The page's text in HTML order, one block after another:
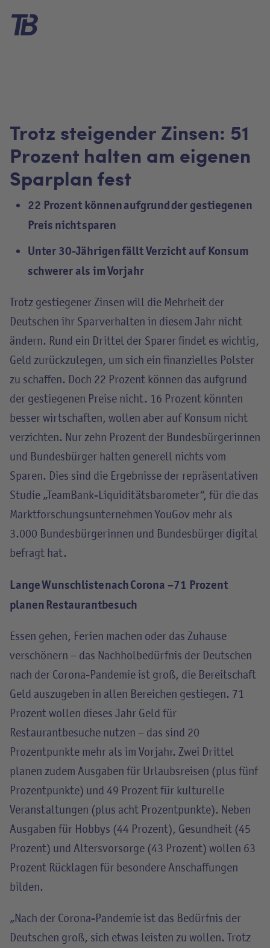
Trotz steigender Zinsen: 51
Prozent halten am eigenen
Sparplan fest
22 Prozent können aufgrund der gestiegenen
Preis nicht sparen
Unter 30-Jährigen fällt Verzicht auf Konsum
schwerer als im Vorjahr
Trotz gestiegener Zinsen will die Mehrheit der
Deutschen ihr Sparverhalten in diesem Jahr nicht
ändern. Rund ein Drittel der Sparer findet es wichtig,
Geld zurückzulegen, um sich ein finanzielles Polster
zu schaffen. Doch 22 Prozent können das aufgrund
der gestiegenen Preise nicht. 16 Prozent könnten
besser wirtschaften, wollen aber auf Konsum nicht
verzichten. Nur zehn Prozent der Bundesbürgerinnen
und Bundesbürger halten generell nichts vom
Sparen. Dies sind die Ergebnisse der repräsentativen
Studie „TeamBank-Liquiditätsbarometer“, für die das
Marktforschungsunternehmen YouGov mehr als
3.000 Bundesbürgerinnen und Bundesbürger digital
befragt hat.
Lange Wunschliste nach Corona –71 Prozent
planen Restaurantbesuch
Essen gehen, Ferien machen oder das Zuhause
verschönern – das Nachholbedürfnis der Deutschen
nach der Corona-Pandemie ist groß, die Bereitschaft
Geld auszugeben in allen Bereichen gestiegen. 71
Prozent wollen dieses Jahr Geld für
Restaurantbesuche nutzen – das sind 20
Prozentpunkte mehr als im Vorjahr. Zwei Drittel
planen zudem Ausgaben für Urlaubsreisen (plus fünf
Prozentpunkte) und 49 Prozent für kulturelle
Veranstaltungen (plus acht Prozentpunkte). Neben
Ausgaben für Hobbys (44 Prozent), Gesundheit (45
Prozent) und Altersvorsorge (43 Prozent) wollen 63
Prozent Rücklagen für besondere Anschaffungen
bilden.
„Nach der Corona-Pandemie ist das Bedürfnis der
Deutschen groß, sich etwas leisten zu wollen. Trotz